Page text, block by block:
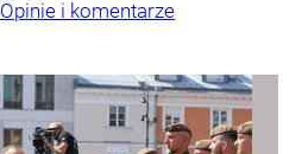
Opinie i komentarze